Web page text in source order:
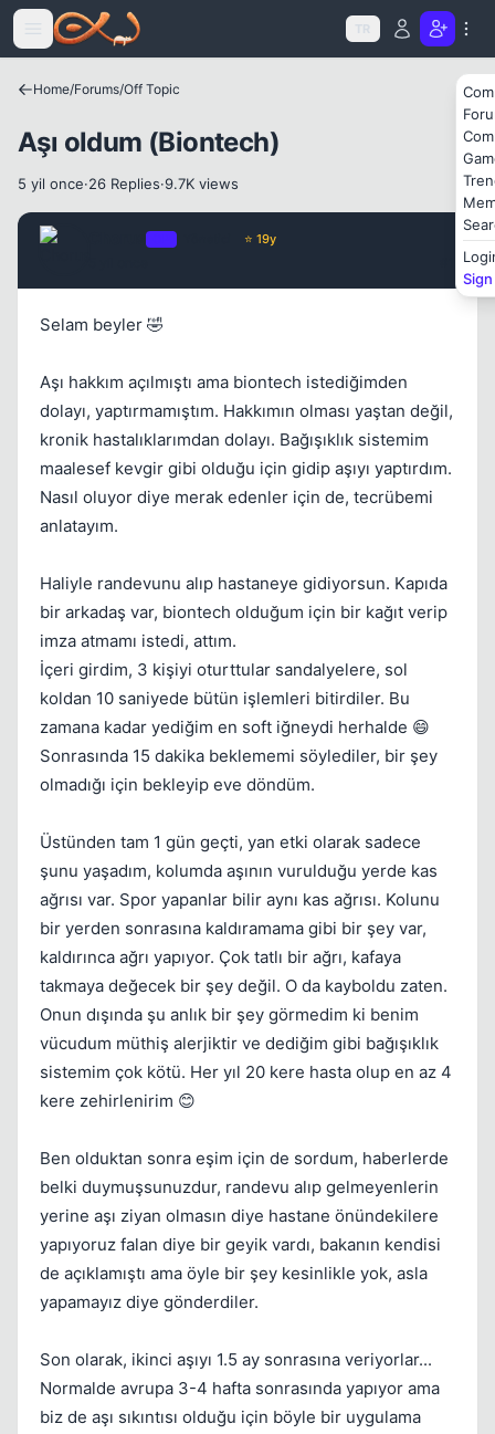
Icerige atla
TR
Home/Forums/Off Topic
Aşı oldum (Biontech)
5 yil once·26 Replies·9.7K views
⭐ 19y
Selam beyler 🤣
Aşı hakkım açılmıştı ama biontech istediğimden
dolayı, yaptırmamıştım. Hakkımın olması yaştan değil,
kronik hastalıklarımdan dolayı. Bağışıklık sistemim
maalesef kevgir gibi olduğu için gidip aşıyı yaptırdım.
Nasıl oluyor diye merak edenler için de, tecrübemi
anlatayım.
Haliyle randevunu alıp hastaneye gidiyorsun. Kapıda
bir arkadaş var, biontech olduğum için bir kağıt verip
imza atmamı istedi, attım.
İçeri girdim, 3 kişiyi oturttular sandalyelere, sol
koldan 10 saniyede bütün işlemleri bitirdiler. Bu
zamana kadar yediğim en soft iğneydi herhalde 😄
Sonrasında 15 dakika beklememi söylediler, bir şey
olmadığı için bekleyip eve döndüm.
Üstünden tam 1 gün geçti, yan etki olarak sadece
şunu yaşadım, kolumda aşının vurulduğu yerde kas
ağrısı var. Spor yapanlar bilir aynı kas ağrısı. Kolunu
bir yerden sonrasına kaldıramama gibi bir şey var,
kaldırınca ağrı yapıyor. Çok tatlı bir ağrı, kafaya
takmaya değecek bir şey değil. O da kayboldu zaten.
Onun dışında şu anlık bir şey görmedim ki benim
vücudum müthiş alerjiktir ve dediğim gibi bağışıklık
sistemim çok kötü. Her yıl 20 kere hasta olup en az 4
kere zehirlenirim 😊
Ben olduktan sonra eşim için de sordum, haberlerde
belki duymuşsunuzdur, randevu alıp gelmeyenlerin
yerine aşı ziyan olmasın diye hastane önündekilere
yapıyoruz falan diye bir geyik vardı, bakanın kendisi
de açıklamıştı ama öyle bir şey kesinlikle yok, asla
yapamayız diye gönderdiler.
Son olarak, ikinci aşıyı 1.5 ay sonrasına veriyorlar...
Normalde avrupa 3-4 hafta sonrasında yapıyor ama
biz de aşı sıkıntısı olduğu için böyle bir uygulama
Kapat
Kapat